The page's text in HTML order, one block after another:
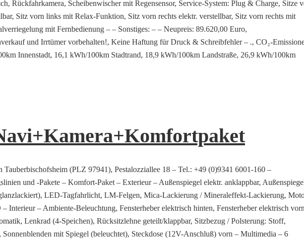
Rückfahrkamera, Scheibenwischer mit Regensensor, Service-System: Plug & Charge, Sitze
Sitz vorn links mit Relax-Funktion, Sitz vorn rechts elektr. verstellbar, Sitz vorn rechts mit
mit Fernbedienung – – Sonstiges: – – Neupreis: 89.620,00 Euro,
und Irrtümer vorbehalten!, Keine Haftung für Druck & Schreibfehler – ., CO₂-
Innenstadt, 16,1 kWh/100km Stadtrand, 18,9 kWh/100km Landstraße, 26,9 kWh/100km
(PLZ 97941), Pestalozziallee 18 – Tel.: +49 (0)9341 6001-160 –
und -Pakete – Komfort-Paket – Exterieur – Außenspiegel elektr. anklappbar,
LED-Tagfahrlicht, LM-Felgen, Mica-Lackierung / Mineraleffekt-Lackierung,
– Ambiente-Beleuchtung, Fensterheber elektrisch hinten, Fensterheber elektrisch
Lenkrad (4-Speichen), Rücksitzlehne geteilt/klappbar, Sitzbezug / Polsterung: Stoff,
mit Spiegel (beleuchtet), Steckdose (12V-Anschluß) vorn – Multimedia – 6